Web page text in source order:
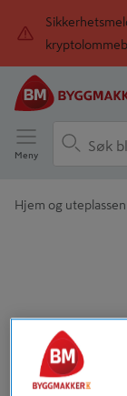
Meny
Hjem og uteplassen